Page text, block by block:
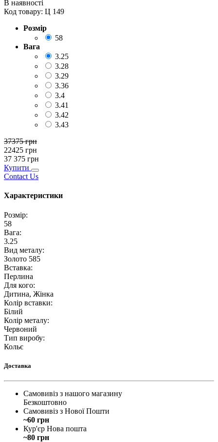
В наявності
Код товару: Ц 149
Розмір
58
Вага
3.25
3.28
3.29
3.36
3.4
3.41
3.42
3.43
37375грн
22425 грн
37 375 грн
Купити
Contact Us
Характеристики
Розмір:
58
Вага:
3.25
Вид металу:
Золото 585
Вставка:
Перлина
Для кого:
Дитина, Жінка
Колір вставки:
Білий
Колір металу:
Червоний
Тип виробу:
Кольє
Доставка
Самовивіз з нашого магазину
Безкоштовно
Самовивіз з Нової Пошти
~60 грн
Кур'єр Нова пошта
~80 грн